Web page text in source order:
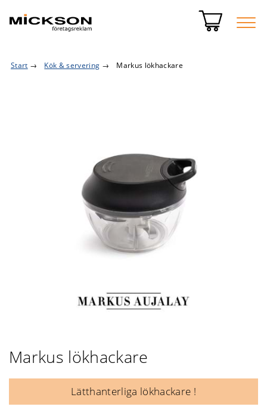
Start → Kök & servering → Markus lökhackare
Markus lökhackare
Lätthanterliga lökhackare !